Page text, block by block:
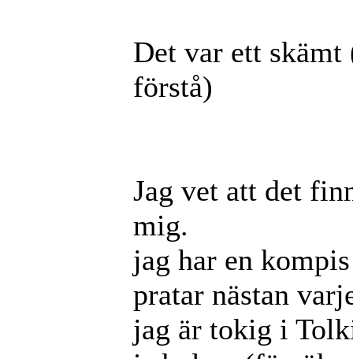
Det var ett
förstå)
Jag vet att det
mig.
jag har en
pratar nästan
jag är tokig i